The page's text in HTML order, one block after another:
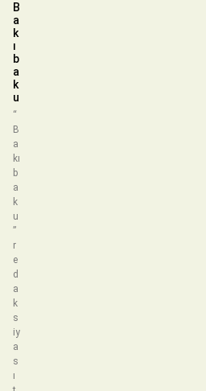
B
a
k
ı
b
a
k
u
“
B
a
kı
b
a
k
u
”
r
e
d
a
k
s
iy
a
s
ı